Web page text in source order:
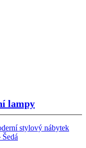
lampy
stylový nábytek